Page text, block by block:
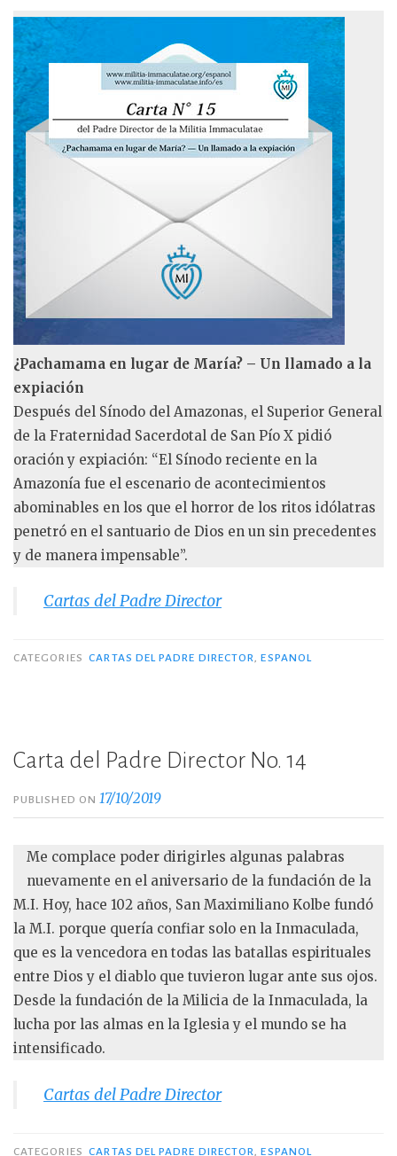
¿Pachamama en lugar de María? – Un llamado a la
expiación
Después del Sínodo del Amazonas, el Superior General
de la Fraternidad Sacerdotal de San Pío X pidió
oración y expiación: “El Sínodo reciente en la
Amazonía fue el escenario de acontecimientos
abominables en los que el horror de los ritos idólatras
penetró en el santuario de Dios en un sin precedentes
y de manera impensable”.
Cartas del Padre Director
CATEGORIES CARTAS DEL PADRE DIRECTOR,ESPANOL
Carta del Padre Director No. 14
PUBLISHED ON17/10/2019
Me complace poder dirigirles algunas palabras
nuevamente en el aniversario de la fundación de la
M.I. Hoy, hace 102 años, San Maximiliano Kolbe fundó
la M.I. porque quería confiar solo en la Inmaculada,
que es la vencedora en todas las batallas espirituales
entre Dios y el diablo que tuvieron lugar ante sus ojos.
Desde la fundación de la Milicia de la Inmaculada, la
lucha por las almas en la Iglesia y el mundo se ha
intensificado.
Cartas del Padre Director
CATEGORIES CARTAS DEL PADRE DIRECTOR ,ESPANOL